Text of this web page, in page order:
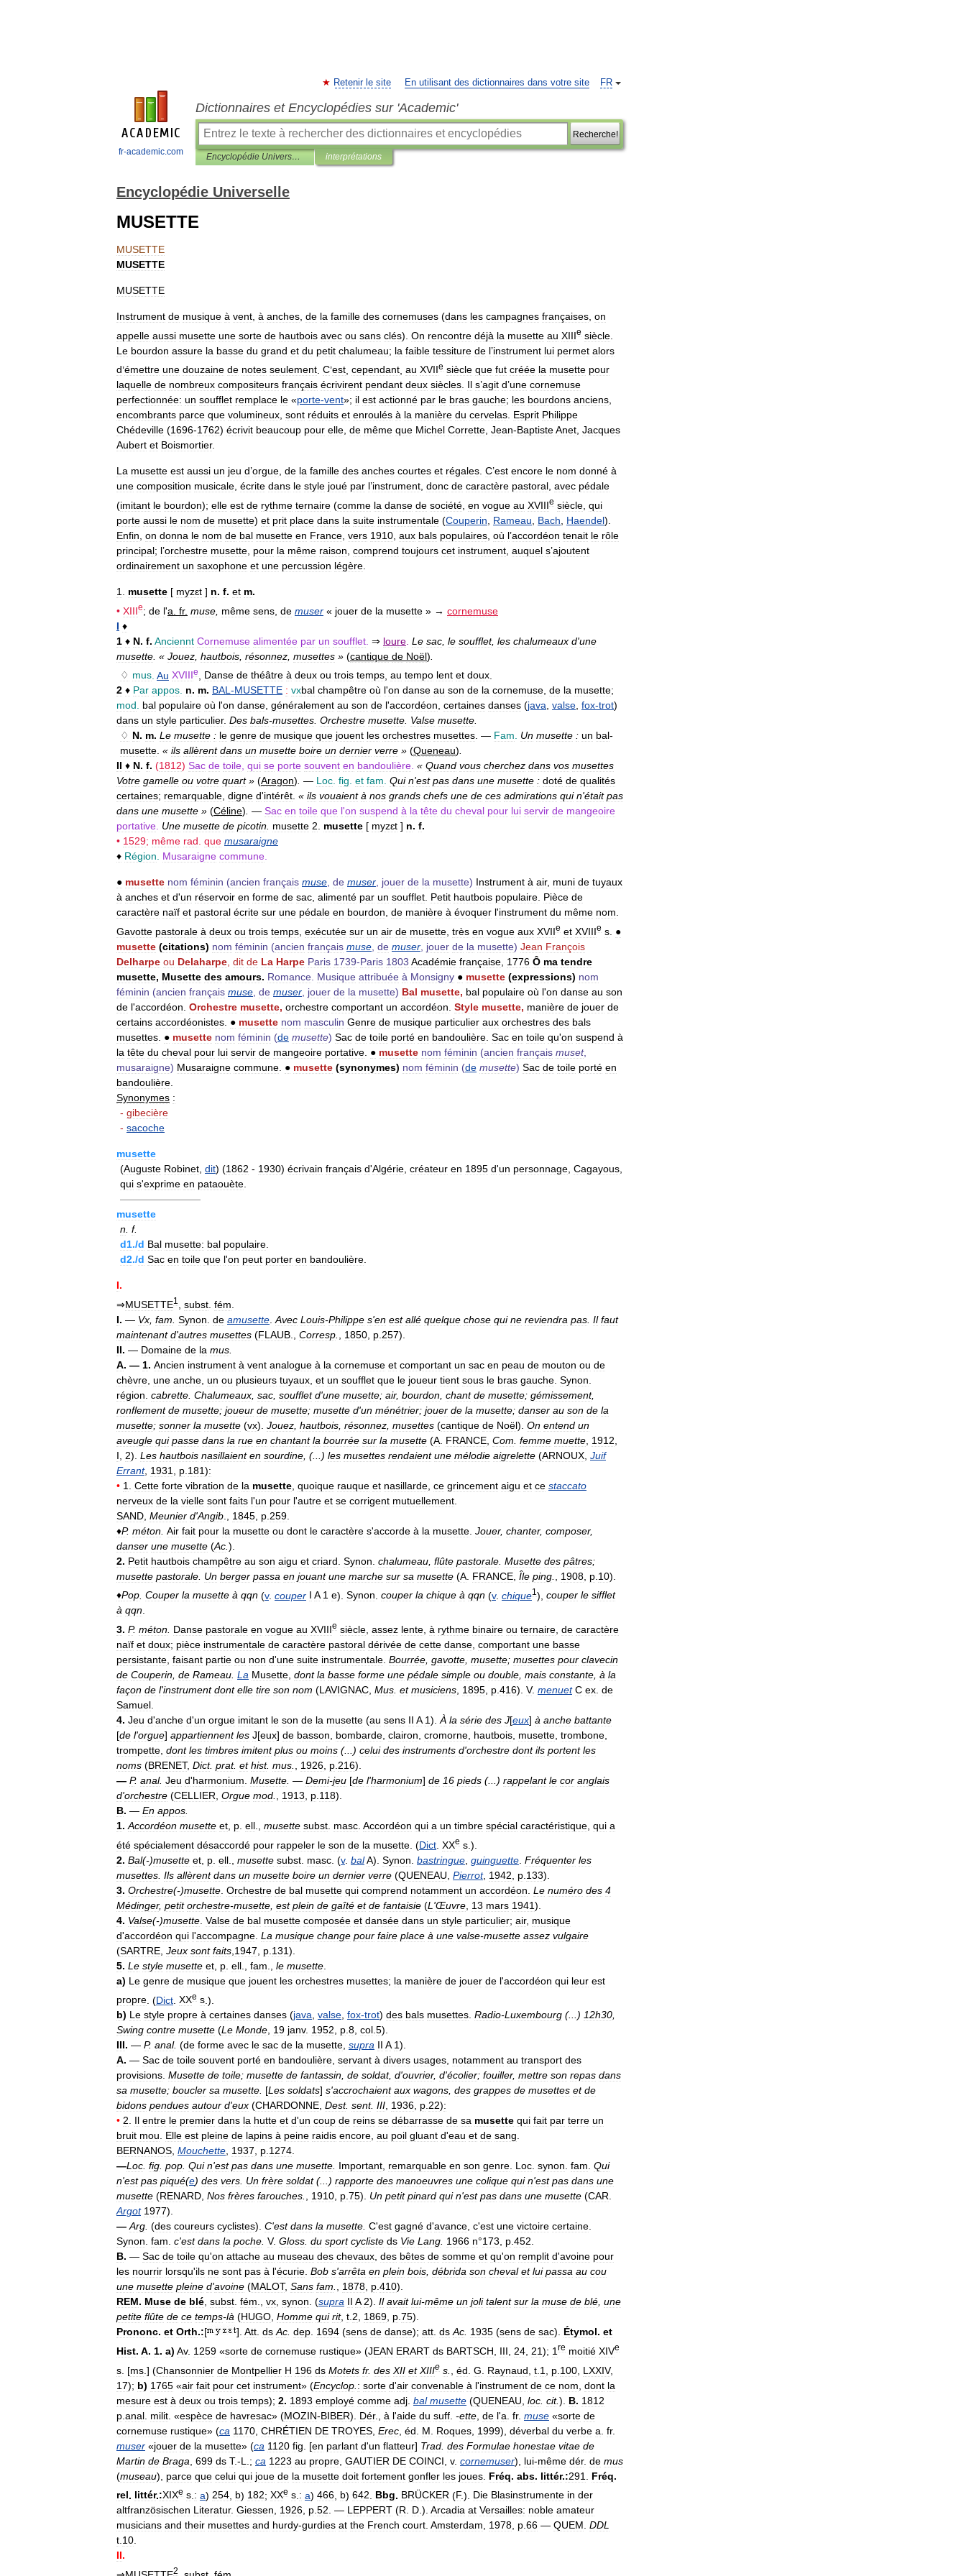
fr-academic.com
FR
Retenir le site En utilisant des dictionnaires dans votre site
Dictionnaires et Encyclopédies sur 'Academic'
Recherche!
Encyclopédie Universelle interprétations
Encyclopédie Universelle
MUSETTE
MUSETTE
MUSETTE
MUSETTE
Instrument de musique à vent à anches de la famille des cornemuses (dans les campagnes françaises on
appelle aussi musette une sorte de hautbois avec ou sans clés). On rencontre déjà la musette au XIIIe siècle
Le bourdon assure la basse du grand et du petit chalumeau; la faible tessiture de l’instrument lui permet alors
d’émettre une douzaine de notes seulement C’est cependant au XVIIe siècle que fut créée la musette pour
laquelle de nombreux compositeurs français écrivirent pendant deux siècles. Il s’agit d’une cornemuse
perfectionnée: un soufflet remplace le «porte-vent»; il est actionné par le bras gauche; les bourdons anciens,
encombrants parce que volumineux, sont réduits et enroulés à la manière du cervelas. Esprit Philippe
Chédeville (1696-1762) écrivit beaucoup pour elle, de même que Michel Corrette, Jean-BaptisteAnet, Jacques
Aubert et Boismortier.
La musette est aussi un jeu d’orgue, de la famille des anches courtes et régales. C’est encore le nom donné à
une composition musicale, écrite dans le style joué par l’instrument, donc de caractère pastoral, avec pédale
(imitant le bourdon); elle est de rythme ternaire (comme la danse de société en vogue au XVIIIe siècle qui
porte aussi le nom de musette) et prit place dans la suite instrumentale (Couperin Rameau Bach Haendel).
Enfin on donna le nom de bal musette en France vers 1910 aux bals populaires où l’accordéon tenait le rôle
principal; l’orchestre musette pour la même raison comprend toujours cet instrument auquel s’ajoutent
ordinairement un saxophone et une percussion légère
1 musette [ myzɛt ] n. f. et m.
• XIIIe; de l'a fr. muse même sens de muser « jouer de la musette » → cornemuse
I ♦
1 ♦ N. f. Anciennt Cornemuse alimentée par un soufflet ⇒ loure Le sac le soufflet, les chalumeaux d'une
musette . « Jouez hautbois résonnez musettes » (cantique de Noël)
♢ mus Au XVIIIe Danse de théâtre à deux ou trois temps au tempo lent et doux
2 ♦ Par appos. n. m. BAL-MUSETTE : vxbal champêtre où l'on danse au son de la cornemuse, de la musette;
mod. bal populaire où l'on danse, généralement au son de l'accordéon, certaines danses (java, valse, fox-trot)
dans un style particulier. Des bals-musettes. Orchestre musette. Valse musette.
♢ N. m. Le musette : le genre de musique que jouent les orchestres musettes. — Fam. Un musette : un bal-
musette. « ils allèrent dans un musette boire un dernier verre » (Queneau).
II ♦ N. f. (1812) Sac de toile, qui se porte souvent en bandoulière. « Quand vous cherchez dans vos musettes
Votre gamelle ou votre quart» (Aragon). — Loc. fig. et fam. Qui n'est pas dans une musette : doté de qualités
certaines; remarquable, digne d'intérêt. « ils vouaient à nos grands chefs une de ces admirations qui n'était pas
dans une musette » (Céline). — Sac en toile que l'on suspend à la tête du cheval pour lui servir de mangeoire
portative. Une musette de picotin. musette 2. musette [ myzɛt ] n. f.
• 1529; même rad. que musaraigne
♦ Région. Musaraigne commune.
● musette nom féminin (ancien français muse, de muser, jouer de la musette) Instrument à air, muni de tuyaux
à anches et d'un réservoir en forme de sac, alimenté par un soufflet. Petit hautbois populaire. Pièce de
caractère naïf et pastoral écrite sur une pédale en bourdon, de manière à évoquer l'instrument du même nom.
Gavotte pastorale à deux ou trois temps exécutée sur un air de musette très en vogue aux XVIIe et XVIIIe s ●
musette (citations) nom féminin (ancien français muse de muser jouer de la musette) Jean François
Delharpe ou Delaharpe dit de La Harpe Paris 1739-Paris 1803 Académie française 1776 Ô ma tendre
musette, Musette des amours. Romance Musique attribuée à Monsigny ● musette (expressions) nom
féminin (ancien français muse de muser jouer de la musette) Bal musette, bal populaire où l'on danse au son
de l'accordéon Orchestre musette, orchestre comportant un accordéon Style musette, manière de jouer de
certains accordéonistes ● musette nom masculin Genre de musique particulier aux orchestres des bals
musettes ● musette nom féminin (de musette) Sac de toile porté en bandoulière Sac en toile qu'on suspend à
la tête du cheval pour lui servir de mangeoire portative ● musette nom féminin (ancien français muset,
musaraigne) Musaraigne commune ● musette (synonymes) nom féminin (de musette) Sac de toile porté en
bandoulière
Synonymes :
- gibecière
- sacoche
musette
(Auguste Robinet dit) (1862 - 1930) écrivain français d'Algérie créateur en 1895 d'un personnage Cagayous
qui s'exprime en pataouète
————————
musette
n f.
d1./d Bal musette: bal populaire
d2./d Sac en toile que l'on peut porter en bandoulière
I.
⇒MUSETTE1 subst fém
I. — Vx fam Synon de amusette Avec Louis-Philippe s'en est allé quelque chose qui ne reviendra pas Il faut
maintenant d'autres musettes (FLAUB Corresp 1850 p 257).
II. — Domaine de la mus
A. — 1. Ancien instrument à vent analogue à la cornemuse et comportant un sac en peau de mouton ou de
chèvre une anche un ou plusieurs tuyaux et un soufflet que le joueur tient sous le bras gauche Synon
région cabrette Chalumeaux sac soufflet d'une musette; air, bourdon chant de musette; gémissement,
ronflement de musette; joueur de musette; musette d'un ménétrier; jouer de la musette; danser au son de la
musette; sonner la musette (vx). Jouez hautbois résonnez musettes (cantique de Noël). On entend un
aveugle qui passe dans la rue en chantant la bourrée sur la musette (A FRANCE Com femme muette 1912
I
2). Les hautbois nasillaient en sourdine , (...) les musettes rendaient une mélodie aigrelette (ARNOUX Juif
Errant, 1931 p 181):
• 1 Cette forte vibration de la musette quoique rauque et nasillarde ce grincement aigu et ce staccato
nerveux de la vielle sont faits l'un pour l'autre et se corrigent mutuellement
SAND Meunier d'Angib 1845 p 259
♦P. méton Air fait pour la musette ou dont le caractère s'accorde à la musette Jouer, chanter, composer,
danser une musette (Ac ).
2. Petit hautbois champêtre au son aigu et criard Synon chalumeau flûte pastorale Musette des pâtres;
musette pastorale Un berger passa en jouant une marche sur sa musette (A FRANCE Île ping 1908 p 10).
♦Pop Couper la musette à qqn (v. couper I A 1 e). Synon couper la chique à qqn (v. chique1 ), couper le sifflet
à qqn.
3. P. méton Danse pastorale en vogue au XVIIIe siècle assez lente à rythme binaire ou ternaire de caractère
naïf et doux; pièce instrumentale de caractère pastoral dérivée de cette danse comportant une basse
persistante faisant partie ou non d'une suite instrumentale Bourrée gavotte musette; musettes pour clavecin
de Couperin de Rameau La Musette dont la basse forme une pédale simple ou double mais constante à la
façon de l'instrument dont elle tire son nom (LAVIGNAC Mus et musiciens 1895 p 416). V. menuet C ex de
Samuel
4. Jeu d'anche d'un orgue imitant le son de la musette (au sens II A 1). À la série des J[eux] à anche battante
[de l'orgue] appartiennent les J[eux] de basson bombarde clairon cromorne hautbois musette trombone
trompette dont les timbres imitent plus ou moins (...) celui des instruments d'orchestre dont ils portent les
noms (BRENET, Dict. prat. et hist. mus 1926 p 216).
— P. anal. Jeu d'harmonium Musette . — Demi-jeu [de l'harmonium] de 16 pieds (...) rappelant le cor anglais
d'orchestre (CELLIER Orgue mod 1913 p 118).
B. — En appos
1. Accordéon musette et p ell musette subst masc Accordéon qui a un timbre spécial caractéristique qui a
été spécialement désaccordé pour rappeler le son de la musette . (Dict XXe s .).
2. Bal(-)musette et p ell musette subst masc . (v. balA). Synon bastringue guinguette Fréquenter les
musettes Ils allèrent dans un musette boire un dernier verre (QUENEAU Pierrot, 1942 p 133).
3. Orchestre(-)musette Orchestre de bal musette qui comprend notamment un accordéon Le numéro des 4
Médinger, petit orchestre-musette est plein de gaîté et de fantaisie (L 'Œuvre 13 mars 1941).
4. Valse(-)musette Valse de bal musette composée et dansée dans un style particulier; air, musique
d'accordéon qui l'accompagne La musique change pour faire place à une valse-musette assez vulgaire
(SARTRE Jeux sont faits 1947 p 131).
5. Le style musette et p ell fam le musette
a) Le genre de musique que jouent les orchestres musettes; la manière de jouer de l'accordéon qui leur est
propre . (Dict XXe s .).
b) Le style propre à certaines danses (java, valse, fox-trot) des bals musettes. Radio-Luxembourg (...) 12h30,
Swing contre musette (Le Monde, 19 janv. 1952, p.8, col.5).
III. — P. anal. (de forme avec le sac de la musette, supra II A 1).
A. — Sac de toile souvent porté en bandoulière, servant à divers usages, notamment au transport des
provisions. Musette de toile; musette de fantassin, de soldat, d'ouvrier, d'écolier; fouiller, mettre son repas dans
sa musette; boucler sa musette. [Les soldats] s'accrochaient aux wagons, des grappes de musettes et de
bidons pendues autour d'eux (CHARDONNE, Dest. sent. III, 1936, p.22):
• 2. Il entre le premier dans la hutte et d'un coup de reins se débarrasse de sa musette qui fait par terre un
bruit mou. Elle est pleine de lapins à peine raidis encore, au poil gluant d'eau et de sang.
BERNANOS, Mouchette, 1937, p.1274.
—Loc. fig. pop. Qui n'est pas dans une musette. Important, remarquable en son genre. Loc. synon. fam. Qui
n'est pas piqué(e) des vers. Un frère soldat(...) rapporte des manoeuvres une colique qui n'est pas dans une
musette (RENARD, Nos frères farouches., 1910, p.75). Un petit pinard qui n'est pas dans une musette (CAR.
Argot 1977).
—Arg. (des coureurs cyclistes). C'est dans la musette. C'est gagné d'avance, c'est une victoire certaine.
Synon. fam. c'est dans la poche. V. Gloss. du sport cycliste ds Vie Lang. 1966 n°173, p.452.
B. — Sac de toile qu'on attache au museau des chevaux, des bêtes de somme et qu'on remplit d'avoine pour
les nourrir lorsqu'ils ne sont pas à l'écurie. Bob s'arrêta en plein bois, débrida son cheval et lui passa au cou
une musette pleine d'avoine (MALOT, Sans fam., 1878, p.410).
REM. Muse de blé, subst. fém., vx, synon. (supra II A 2). Il avait lui-même un joli talent sur la muse de blé, une
petite flûte de ce temps-là (HUGO, Homme qui rit, t.2, 1869, p.75).
Prononc. et Orth.:[ ]. Att. ds Ac. dep. 1694 (sens de danse); att. ds Ac. 1935 (sens de sac). Étymol. et
Hist. A. 1. a) Av. 1259 «sorte de cornemuse rustique» (JEAN ERART ds BARTSCH III 24 21); 1 re moitié XIVe
s . [ms .] (Chansonnier de Montpellier H 196 ds Motets fr. des XII et XIIIe s éd G Raynaud t 1 p 100 LXXIV,
17); b) 1765 «air fait pour cet instrument» (Encyclop : sorte d'air convenable à l'instrument de ce nom dont la
mesure est à deux ou trois temps); 2. 1893 employé comme adj bal musette (QUENEAU loc cit.). B. 1812
p anal milit . «espèce de havresac» (MOZIN-BIBER). Dér., à l'aide du suff -ette de l'a fr. muse «sorte de
cornemuse rustique» (ca 1170 CHRÉTIEN DE TROYES Erec éd M Roques 1999), déverbal du verbe a fr.
muser «jouer de la musette» (ca 1120 fig . [en parlant d'un flatteur] Trad des Formulae honestae vitae de
Martin de Braga 699 ds T.-L .; ca 1223 au propre GAUTIER DE COINCI v. cornemuser), lui-même dér. de mus
(museau), parce que celui qui joue de la musette doit fortement gonfler les joues Fréq. abs. littér.:291 Fréq.
rel
littér.:XIXe s : a) 254 b) 182; XXe s : a) 466 b) 642 Bbg BRÜCKER (F.). Die Blasinstrumente in der
altfranzösischen Literatur. Giessen 1926 p 52 . — LEPPERT (R D .). Arcadia at Versailles: noble amateur
musicians and their musettes and hurdy-gurdies at the French court Amsterdam 1978 p 66 — QUEM DDL
t 10
II.
2